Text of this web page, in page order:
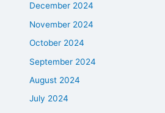
December 2024
November 2024
October 2024
September 2024
August 2024
July 2024